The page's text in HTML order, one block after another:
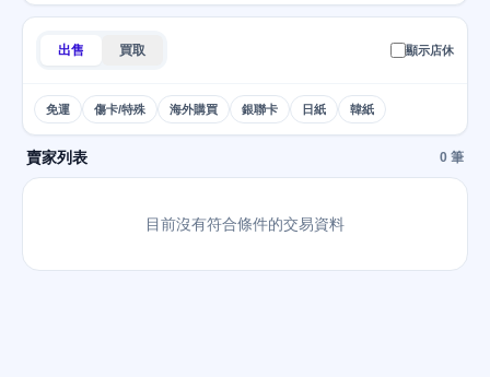
出售 買取 顯示店休
免運 傷卡/特殊 海外購買 銀聯卡 日紙 韓紙
賣家列表 0 筆
目前沒有符合條件的交易資料